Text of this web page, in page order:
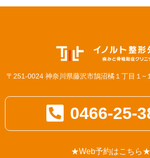
〒251-0024 神奈川県藤沢市鵠沼橘１丁目１
0466-25-
★Web予約はこちら★